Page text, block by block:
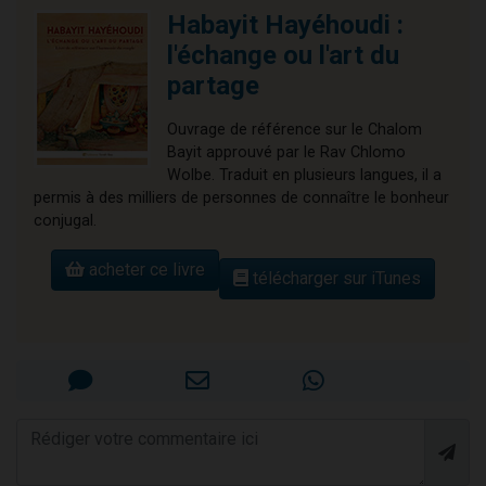
Habayit Hayéhoudi :
l'échange ou l'art du
partage
Ouvrage de référence sur le Chalom
Bayit approuvé par le Rav Chlomo
Wolbe. Traduit en plusieurs langues, il a
permis à des milliers de personnes de connaître le bonheur
conjugal.
acheter ce livre télécharger sur iTunes